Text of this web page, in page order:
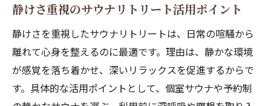
静けさ重視のサウナリトリート活用ポイント
静けさを重視したサウナリトリートは、日常の喧騒から
離れて心身を整えるのに最適です。理由は、静かな環境
が感覚を落ち着かせ、深いリラックスを促進するからで
す。具体的な活用ポイントとして、個室サウナや予約制